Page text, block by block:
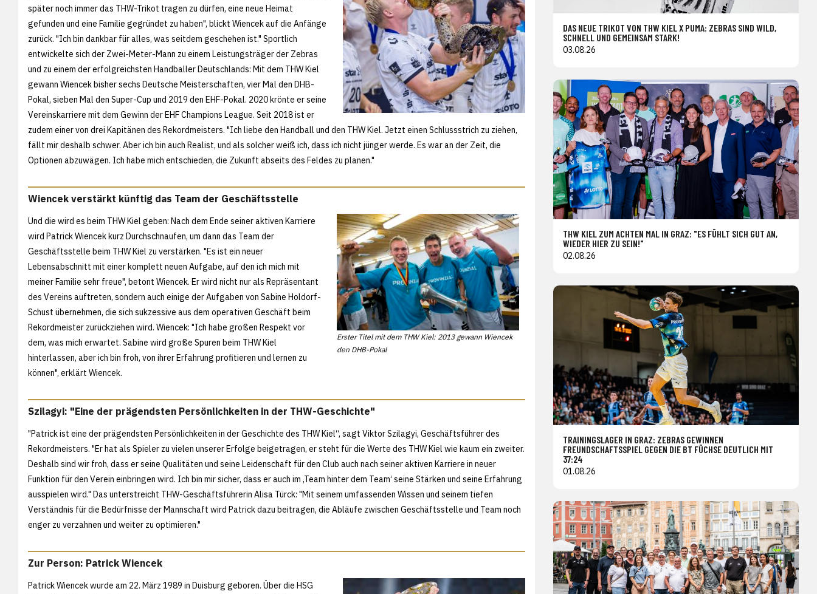
später noch immer das THW-Trikot tragen zu dürfen, eine neue Heimat
gefunden und eine Familie gegründet zu haben", blickt Wiencek auf die Anfänge
zurück. "Ich bin dankbar für alles, was seitdem geschehen ist." Sportlich
entwickelte sich der Zwei-Meter-Mann zu einem Leistungsträger der Zebras
und zu einem der erfolgreichsten Handballer Deutschlands: Mit dem THW Kiel
gewann Wiencek bisher sechs Deutsche Meisterschaften, vier Mal den DHB-
Pokal, sieben Mal den Super-Cup und 2019 den EHF-Pokal. 2020 krönte er seine
Vereinskarriere mit dem Gewinn der EHF Champions League. Seit 2018 ist er
zudem einer von drei Kapitänen des Rekordmeisters. "Ich liebe den Handball und den THW Kiel. Jetzt einen Schlussstrich zu ziehen,
fällt mir deshalb schwer. Aber ich bin auch Realist, und als solcher weiß ich, dass ich nicht jünger werde. Es war an der Zeit, die
Optionen abzuwägen. Ich habe mich entschieden, die Zukunft abseits des Feldes zu planen."
Wiencek verstärkt künftig das Team der Geschäftsstelle
Erster Titel mit dem THW Kiel: 2013 gewann Wiencek
den DHB-Pokal
Und die wird es beim THW Kiel geben: Nach dem Ende seiner aktiven Karriere
wird Patrick Wiencek kurz Durchschnaufen, um dann das Team der
Geschäftsstelle beim THW Kiel zu verstärken. "Es ist ein neuer
Lebensabschnitt mit einer komplett neuen Aufgabe, auf den ich mich mit
meiner Familie sehr freue", betont Wiencek. Er wird nicht nur als Repräsentant
des Vereins auftreten, sondern auch einige der Aufgaben von Sabine Holdorf-
Schust übernehmen, die sich sukzessive aus dem operativen Geschäft beim
Rekordmeister zurückziehen wird. Wiencek: "Ich habe großen Respekt vor
dem, was mich erwartet. Sabine wird große Spuren beim THW Kiel
hinterlassen, aber ich bin froh, von ihrer Erfahrung profitieren und lernen zu
können", erklärt Wiencek.
Szilagyi: "Eine der prägendsten Persönlichkeiten in der THW-Geschichte"
"Patrick ist eine der prägendsten Persönlichkeiten in der Geschichte des THW Kiel“, sagt Viktor Szilagyi, Geschäftsführer des
Rekordmeisters. "Er hat als Spieler zu vielen unserer Erfolge beigetragen, er steht für die Werte des THW Kiel wie kaum ein zweiter.
Deshalb sind wir froh, dass er seine Qualitäten und seine Leidenschaft für den Club auch nach seiner aktiven Karriere in neuer
Funktion für den Verein einbringen wird. Ich bin mir sicher, dass er auch im ‚Team hinter dem Team‘ seine Stärken und seine Erfahrung
ausspielen wird." Das unterstreicht THW-Geschäftsführerin Alisa Türck: "Mit seinem umfassenden Wissen und seinem tiefen
Verständnis für die Bedürfnisse der Mannschaft wird Patrick dazu beitragen, die Abläufe zwischen Geschäftsstelle und Team noch
enger zu verzahnen und weiter zu optimieren."
Zur Person: Patrick Wiencek
Patrick Wiencek wurde am 22. März 1989 in Duisburg geboren. Über die HSG
DAS NEUE TRIKOT VON THW KIEL X PUMA: ZEBRAS SIND WILD,
SCHNELL UND GEMEINSAM STARK!
03.08.26
THW KIEL ZUM ACHTEN MAL IN GRAZ: "ES FÜHLT SICH GUT AN,
WIEDER HIER ZU SEIN!"
02.08.26
TRAININGSLAGER IN GRAZ: ZEBRAS GEWINNEN
FREUNDSCHAFTSSPIEL GEGEN DIE BT FÜCHSE DEUTLICH MIT
37:24
01.08.26